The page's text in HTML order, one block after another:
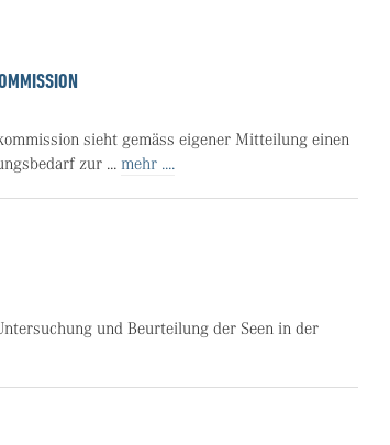
sieht gemäss eigener Mitteilung einen
zur ... mehr ....
und Beurteilung der Seen in der